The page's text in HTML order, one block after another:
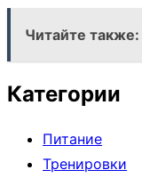
Читайте также:
Категории
Питание
Тренировки